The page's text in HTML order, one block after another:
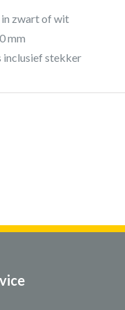
in zwart of wit
mm
inclusief stekker